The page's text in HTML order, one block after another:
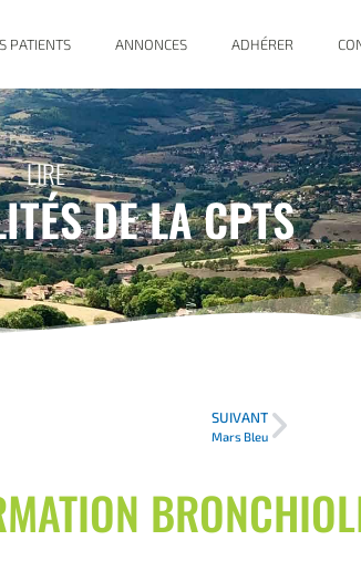
PATIENTS ANNONCES ADHÉRER
LIRE
DE LA CPTS
SUIVANT
Mars Bleu